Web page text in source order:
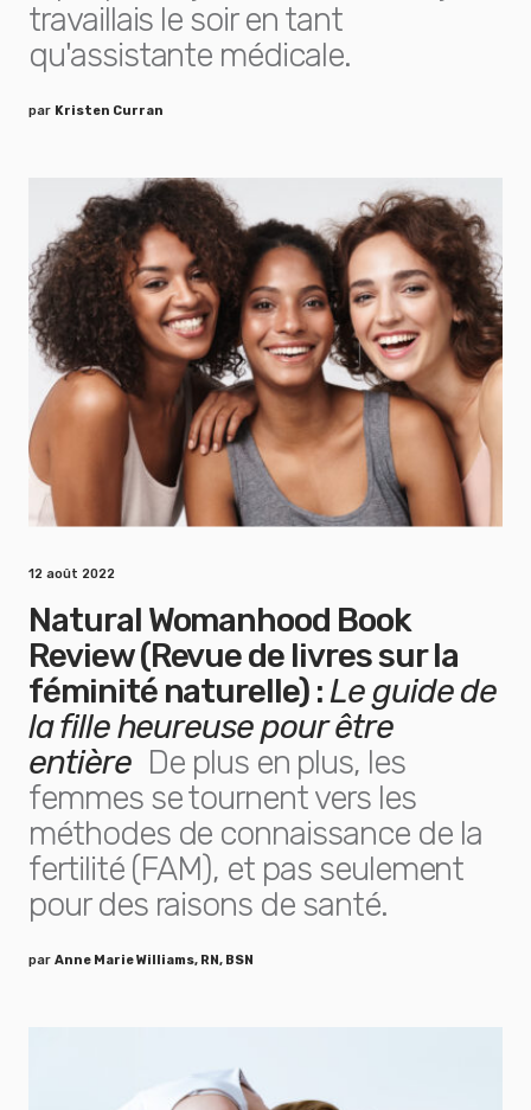
travaillais le soir en tant
qu'assistante médicale.
par Kristen Curran
12 août 2022
Natural Womanhood Book
Review (Revue de livres sur la
féminité naturelle) :Le guide de
la fille heureuse pour être
entière De plus en plus, les
femmes se tournent vers les
méthodes de connaissance de la
fertilité (FAM), et pas seulement
pour des raisons de santé.
par Anne Marie Williams, RN, BSN